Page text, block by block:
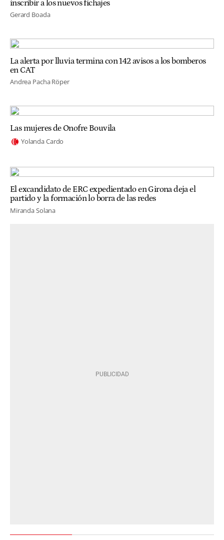
inscribir a los nuevos fichajes
Gerard Boada
La alerta por lluvia termina con 142 avisos a los bomberos
en CAT
Andrea Pacha Röper
Las mujeres de Onofre Bouvila
Yolanda Cardo
El excandidato de ERC expedientado en Girona deja el
partido y la formación lo borra de las redes
Miranda Solana